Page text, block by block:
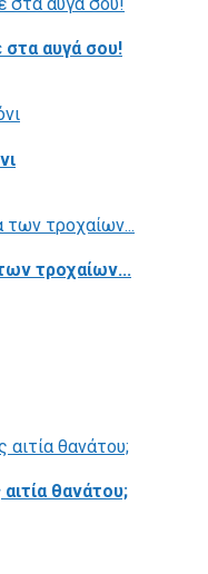
στα αυγά σου!
τροχαίων...
θανάτου;